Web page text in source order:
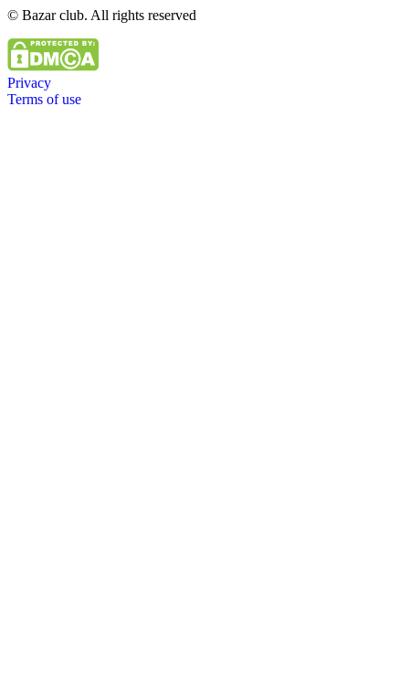
© Bazar club. All rights reserved
Privacy
Terms of use